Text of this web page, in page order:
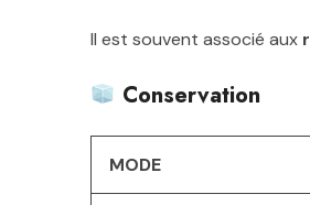
Il est souvent associé aux
Conservation
MODE